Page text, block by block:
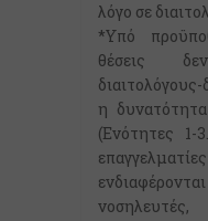
λόγο σε
*Υπό
θέσεις
η
(Ενότητες 1-